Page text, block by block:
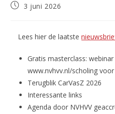
Bericht3 juni 2026
Lees hier de laatste
Gratis masterclass:
www.nvhvv.nl/scholing
Terugblik CarVasZ 2026
Interessante links
Agenda door NVHVV